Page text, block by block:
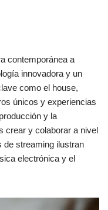
contemporánea a
innovadora y un
como el house,
únicos y experiencias
y la
crear y colaborar a nivel
de streaming ilustran
electrónica y el